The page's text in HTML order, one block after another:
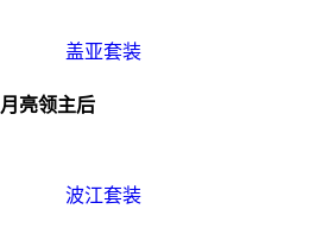
盖亚套装
月亮领主后
波江套装